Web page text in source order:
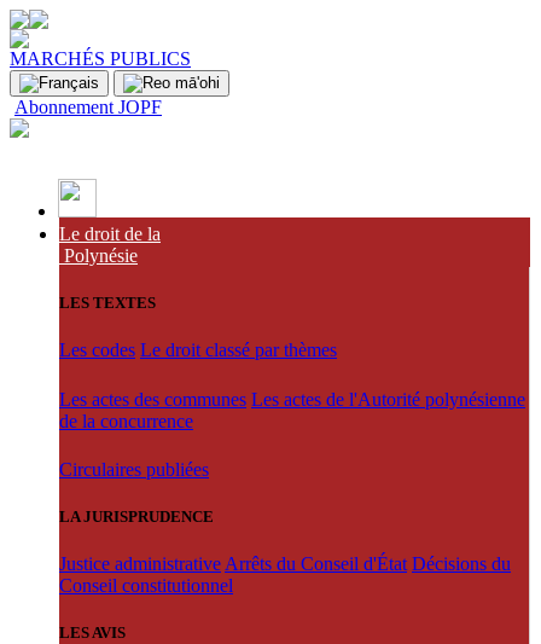
MARCHÉS PUBLICS
Abonnement JOPF
Le droit de la
Polynésie
LES TEXTES
Les codes Le droit classé par thèmes
Les actes des communes Les actes de l'Autorité polynésienne
de la concurrence
Circulaires publiées
LA JURISPRUDENCE
Justice administrative Arrêts du Conseil d'État Décisions du
Conseil constitutionnel
LES AVIS